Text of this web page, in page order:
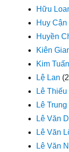
Hữu
Huy
Huyền
Kiên
Kim
Lệ Lan
Lê
Lê
Lê Văn
Lê Văn
Lê Văn